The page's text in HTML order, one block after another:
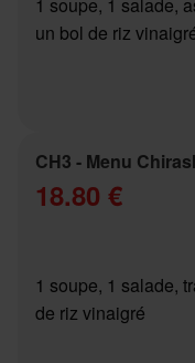
1 soupe, 1 salade,
un bol de riz
CH3 - Menu
18.80 €
1 soupe, 1 salade,
de riz vinaigré